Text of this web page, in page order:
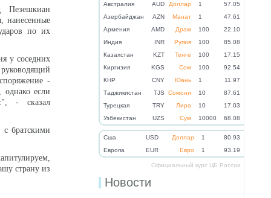
Австралия AUD Доллар 1
57.05
Азербайджан
AZN Манат 1
47.61
Армения
AMD Драм 100
22.10
Индия
INR Рупия 100
85.08
Казахстан
KZT Тенге 100
17.15
Киргизия
KGS Сом 100
92.54
КНР
CNY Юань 1
11.97
Таджикистан
TJS Сомони 10
87.61
Турецкая
TRY Лира 10
17.03
Узбекистан
UZS Сум 10000 68.08
Cша USD Доллар 1
80.93
Eвропа
EUR Евро 1 93.19
Официальный курс ЦБ России
Новости
нанесенные
по их
у соседних
-
однако если
- сказал
братскими
страну из